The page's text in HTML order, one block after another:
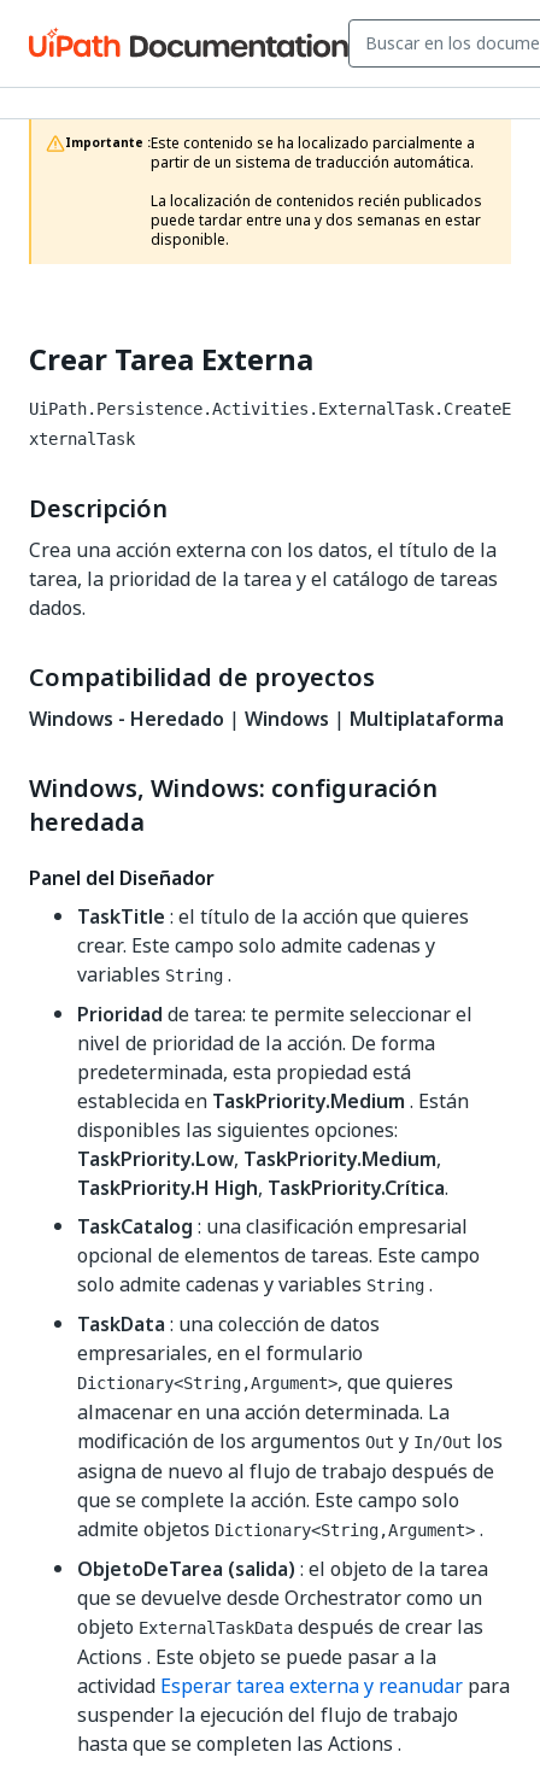
Importante :Este contenido se ha localizado parcialmente a
partir de un sistema de traducción automática.
La localización de contenidos recién publicados
puede tardar entre una y dos semanas en estar
disponible.
Crear Tarea Externa
UiPath.Persistence.Activities.ExternalTask.CreateE
xternalTask
Descripción
Crea una acción externa con los datos, el título de la
tarea, la prioridad de la tarea y el catálogo de tareas
dados.
Compatibilidad de proyectos
Windows - Heredado | Windows | Multiplataforma
Windows, Windows: configuración
heredada
Panel del Diseñador
TaskTitle : el título de la acción que quieres
crear. Este campo solo admite cadenas y
variables String .
Prioridad de tarea: te permite seleccionar el
nivel de prioridad de la acción. De forma
predeterminada, esta propiedad está
establecida en TaskPriority.Medium . Están
disponibles las siguientes opciones:
TaskPriority.Low, TaskPriority.Medium,
TaskPriority.H High, TaskPriority.Crítica.
TaskCatalog : una clasificación empresarial
opcional de elementos de tareas. Este campo
solo admite cadenas y variables String .
TaskData : una colección de datos
empresariales, en el formulario
Dictionary<String,Argument>, que quieres
almacenar en una acción determinada. La
modificación de los argumentos Out y In/Out los
asigna de nuevo al flujo de trabajo después de
que se complete la acción. Este campo solo
admite objetos Dictionary<String,Argument> .
ObjetoDeTarea (salida) : el objeto de la tarea
que se devuelve desde Orchestrator como un
objeto ExternalTaskData después de crear las
Actions . Este objeto se puede pasar a la
actividad Esperar tarea externa y reanudar para
suspender la ejecución del flujo de trabajo
hasta que se completen las Actions .